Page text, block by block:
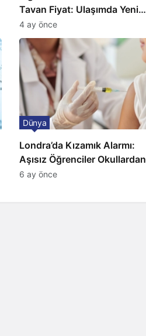
Tavan Fiyat: Ulaşımda Yeni
Düzenleme
4 ay önce
Londra’da Kızamık Alarmı:
Aşısız Öğrenciler Okullardan
Uzaklaştırılacak
Dünya
6 ay önce